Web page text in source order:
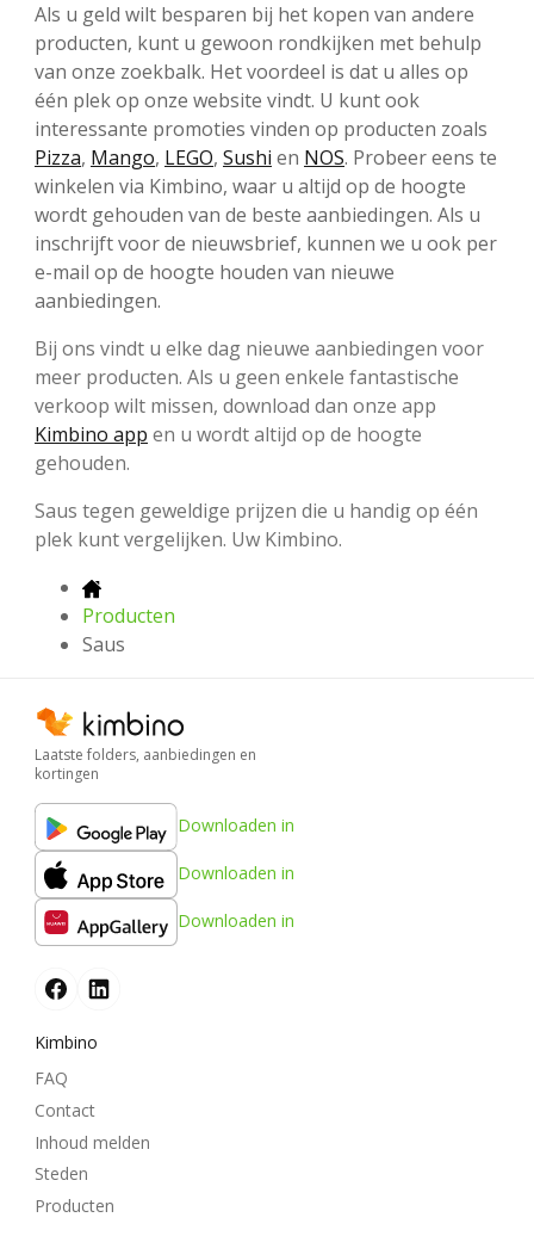
Als u geld wilt besparen bij het kopen van andere
producten, kunt u gewoon rondkijken met behulp
van onze zoekbalk. Het voordeel is dat u alles op
één plek op onze website vindt. U kunt ook
interessante promoties vinden op producten zoals
Pizza, Mango, LEGO, Sushi en NOS. Probeer eens te
winkelen via Kimbino, waar u altijd op de hoogte
wordt gehouden van de beste aanbiedingen. Als u
inschrijft voor de nieuwsbrief, kunnen we u ook per
e-mail op de hoogte houden van nieuwe
aanbiedingen.
Bij ons vindt u elke dag nieuwe aanbiedingen voor
meer producten. Als u geen enkele fantastische
verkoop wilt missen, download dan onze app
Kimbino app en u wordt altijd op de hoogte
gehouden.
Saus tegen geweldige prijzen die u handig op één
plek kunt vergelijken. Uw Kimbino.
Producten
Saus
Laatste folders, aanbiedingen en
kortingen
Downloaden in
Downloaden in
Downloaden in
Kimbino
FAQ
Contact
Inhoud melden
Steden
Producten